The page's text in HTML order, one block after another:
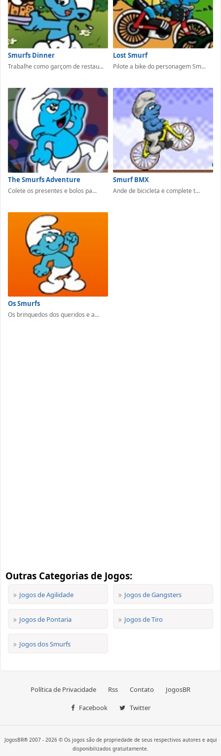
Smurfs Dinner
Trabalhe como garçom de restau...
Lost Smurf
Pilote a bike do personagem Sm...
The Smurfs Adventure
Colete os presentes e bolos pa...
Smurf BMX
Ande de bicicleta e complete t...
Os Smurfs
Os brinquedos dos queridos e a...
Outras Categorias de Jogos:
Jogos de Agilidade Jogos de Gangsters
Jogos de Pontaria Jogos de Tiro
Jogos dos Smurfs
Política de Privacidade Rss Contato JogosBR
Facebook Twitter
JogosBR® 2007 - 2026 © Os jogos são de propriedade de seus respectivos autores e aqui
disponibilizados gratuitamente.